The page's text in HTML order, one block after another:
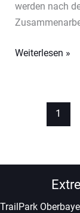
werden nach
1-
Extreme
Weiterlesen »
1
TrailPark